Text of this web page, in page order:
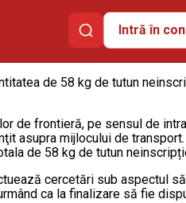
Intră în
de 58 kg de tutun
de frontieră, pe sensul de
asupra mijlocului de
de 58 kg de tutun
cercetări sub aspectul
ca la finalizare să fie